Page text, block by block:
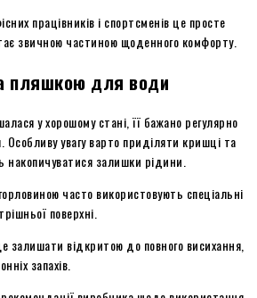
працівників і спортсменів це просте
звичною частиною щоденного комфорту.
пляшкою для води
у хорошому стані, її бажано регулярно
Особливу увагу варто приділяти кришці та
залишки рідини.
часто використовують спеціальні
поверхні.
залишати відкритою до повного висихання,
запахів.